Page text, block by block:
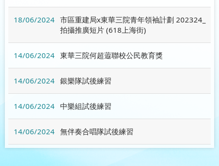
18/06/2024 市區重建局x東華三院青年領袖計劃 202324_
拍攝推廣短片 (618上海街)
14/06/2024 東華三院何超蕸聯校公民教育獎
14/06/2024 銀樂隊試後練習
14/06/2024 中樂組試後練習
14/06/2024 無伴奏合唱隊試後練習